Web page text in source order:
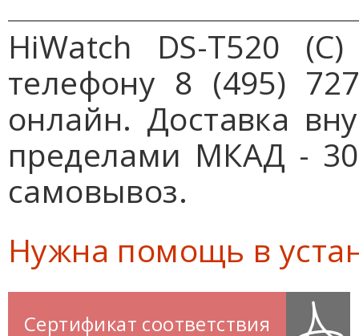
HiWatch DS-T520
телефону 8 (495)
онлайн. Доставка
пределами МКАД -
самовывоз.
Нужна помощь в
Сертификат соответствия